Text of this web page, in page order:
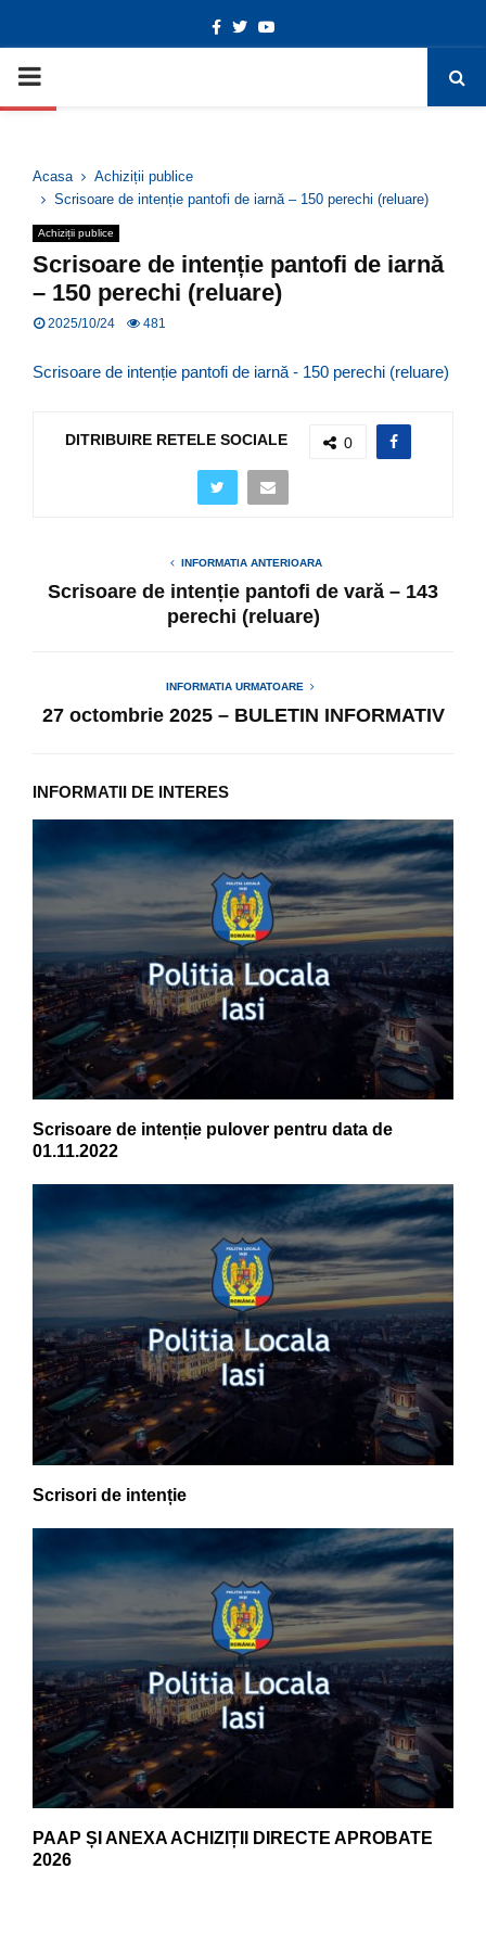
Deschide bara de unelte
Facebook
TwitterYoutube
PRIMARY
Acasa
Achiziții publice
Scrisoare de intenție pantofi de iarnă – 150 perechi (reluare)
Achiziții publice
Scrisoare de intenție pantofi de iarnă
– 150 perechi (reluare)
2025/10/24 481
Scrisoare de intenție pantofi de iarnă - 150 perechi (reluare)
DITRIBUIRE RETELE SOCIALE 0
INFORMATIA ANTERIOARA
Scrisoare de intenție pantofi de vară – 143
perechi (reluare)
INFORMATIA URMATOARE
27 octombrie 2025 – BULETIN INFORMATIV
INFORMATII DE INTERES
Scrisoare de intenție pulover pentru data de
01.11.2022
Scrisori de intenție
PAAP ȘI ANEXA ACHIZIȚII DIRECTE APROBATE
2026